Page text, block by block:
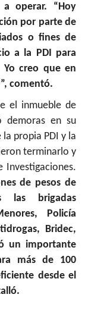
operar. “Hoy
por parte de
o fines de
a la PDI para
creo que en
comentó.
el inmueble de
demoras en su
propia PDI y la
terminarlo y
de pesos de
las brigadas
Policía
Bridec,
un importante
más de 100
desde el